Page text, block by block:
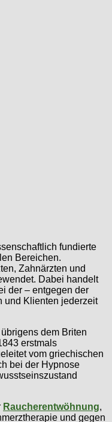
fundierte
Bereichen.
Zahnärzten und
Dabei handelt
der – entgegen der
und Klienten jederzeit
dem Briten
erstmals
vom griechischen
bei der Hypnose
Raucherentwöhnung,
und gegen